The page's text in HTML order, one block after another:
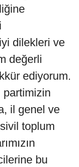
dilekleri ve
değerli
ediyorum.
partimizin
il genel ve
toplum
bu